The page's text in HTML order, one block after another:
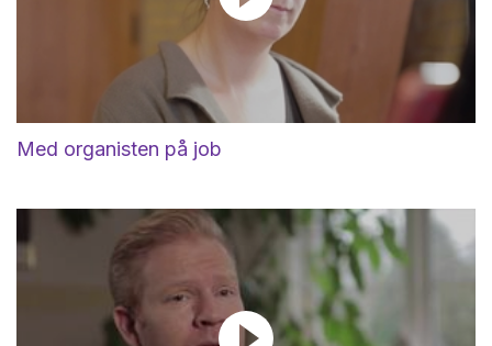
Med organisten på job